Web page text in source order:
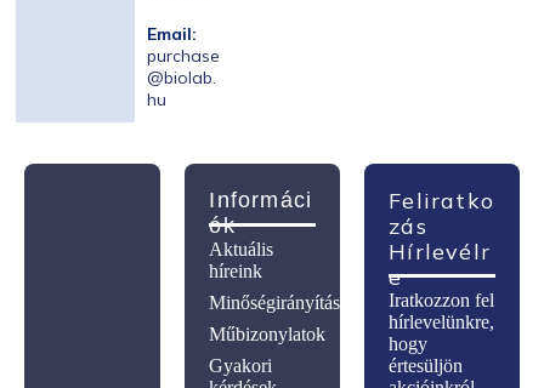
Email:
purchase
@biolab.
hu
Feliratko
Zás
Hírlevélr
E
Iratkozzon fel
hírlevelünkre,
hogy
értesüljön
Informáci
Ók
Aktuális
híreink
Minőségirányítás
Műbizonylatok
Gyakori